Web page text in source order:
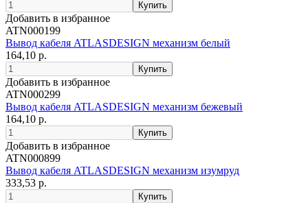
Добавить в избранное
ATN000199
Вывод кабеля ATLASDESIGN механизм белый
164,10 р.
Добавить в избранное
ATN000299
Вывод кабеля ATLASDESIGN механизм бежевый
164,10 р.
Добавить в избранное
ATN000899
Вывод кабеля ATLASDESIGN механизм изумруд
333,53 р.